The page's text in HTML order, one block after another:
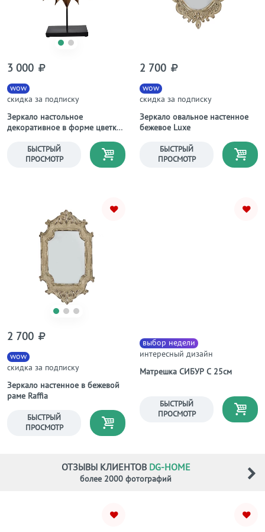
Зеркало настольное
декоративное в форме цветка
wow
скидка за подписку
3 000
БЫСТРЫЙ
ПРОСМОТР
Зеркало овальное настенное
бежевое Luxe
wow
скидка за подписку
2 700
БЫСТРЫЙ
ПРОСМОТР
Зеркало настенное в бежевой
раме Raffia
wow
скидка за подписку
2 700
БЫСТРЫЙ
ПРОСМОТР
Матрешка СИБУР С 25см
выбор недели
интересный дизайн
БЫСТРЫЙ
ПРОСМОТР
ОТЗЫВЫ КЛИЕНТОВ DG-HOME
более 2000 фотографий